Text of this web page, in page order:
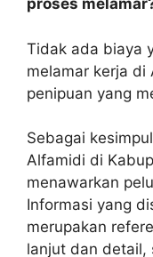
proses
Tidak ada biaya
melamar kerja
penipuan yang
Sebagai
Alfamidi di
menawarkan
Informasi yang
merupakan
lanjut dan detail,